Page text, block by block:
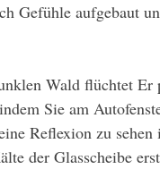
Gefühle aufgebaut
Sie am
Reflexion zu
der Glasscheibe